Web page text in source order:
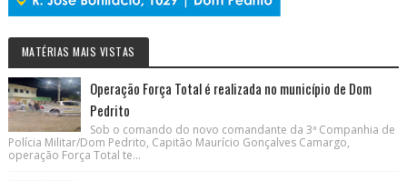
MATÉRIAS MAIS VISTAS
Operação Força Total é realizada no município de Dom
Pedrito
Sob o comando do novo comandante da 3ª Companhia de
Polícia Militar/Dom Pedrito, Capitão Maurício Gonçalves Camargo,
operação Força Total te...